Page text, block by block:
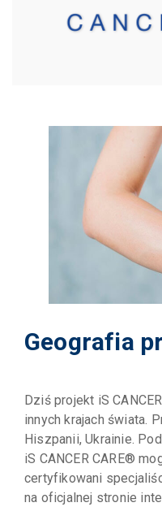
Geografia
Dziś projekt iS
innych krajach świata.
Hiszpanii, Ukrainie.
iS CANCER CARE®
certyfikowani
na oficjalnej stronie